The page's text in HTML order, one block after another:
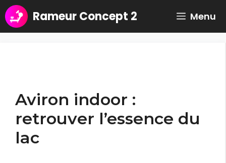
Aller
au
contenu
Rameur Concept 2 Menu
Aviron indoor :
retrouver l’essence du
lac